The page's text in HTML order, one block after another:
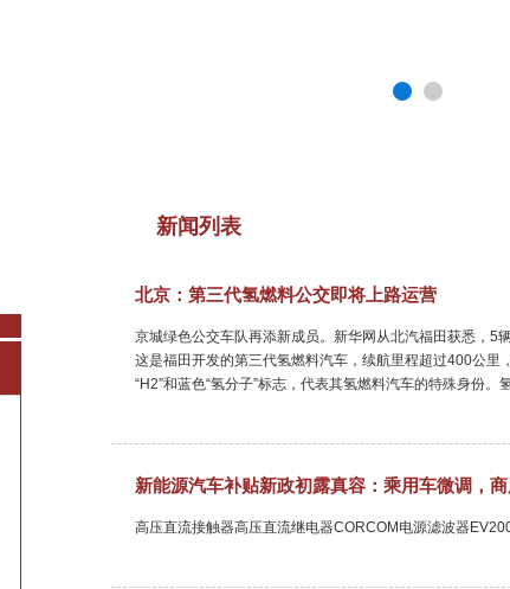
新闻列表
北京：第三代氢燃料公交即将上路运营
京城绿色公交车队再添新成员。新华网从北汽福田获悉，5
这是福田开发的第三代氢燃料汽车，续航里程超过400公里
“H2”和蓝色“氢分子”标志，代表其氢燃料汽车的特殊身份
新能源汽车补贴新政初露真容：乘用车微调，
高压直流接触器高压直流继电器CORCOM电源滤波器